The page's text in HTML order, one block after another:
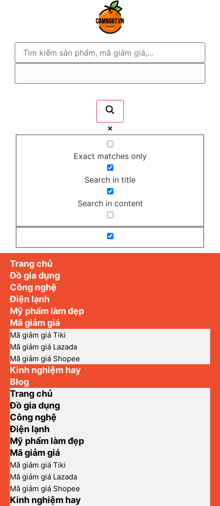
Exact matches only
Search in title
Search in content
Trang chủ
Đồ gia dụng
Công nghệ
Điện lạnh
Mỹ phẩm làm đẹp
Mã giảm giá
Mã giảm giá Tiki
Mã giảm giá Lazada
Mã giảm giá Shopee
Kinh nghiệm hay
Blog
Trang chủ
Đồ gia dụng
Công nghệ
Điện lạnh
Mỹ phẩm làm đẹp
Mã giảm giá
Mã giảm giá Tiki
Mã giảm giá Lazada
Mã giảm giá Shopee
Kinh nghiệm hay